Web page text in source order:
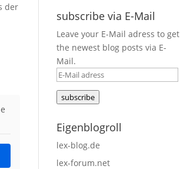
der
subscribe via E-Mail
Leave your E-Mail adress to get
the newest blog posts via E-
Mail.
E-
Mail
adress
subscribe
Eigenblogroll
lex-blog.de
lex-forum.net